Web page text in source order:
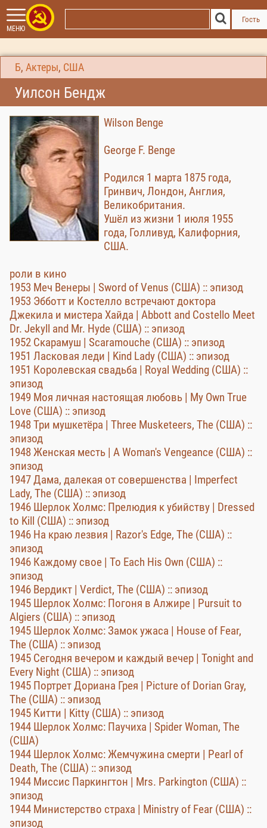
МЕНЮ
Гость
Б, Актеры, США
Уилсон Бендж
Wilson Benge
George F. Benge
Родился 1 марта 1875 года,
Гринвич, Лондон, Англия,
Великобритания.
Ушёл из жизни 1 июля 1955
года, Голливуд, Калифорния,
США.
роли в кино
1953 Меч Венеры | Sword of Venus (США) :: эпизод
1953 Эбботт и Костелло встречают доктора
Джекила и мистера Хайда | Abbott and Costello Meet
Dr. Jekyll and Mr. Hyde (США) :: эпизод
1952 Скарамуш | Scaramouche (США) :: эпизод
1951 Ласковая леди | Kind Lady (США) :: эпизод
1951 Королевская свадьба | Royal Wedding (США) ::
эпизод
1949 Моя личная настоящая любовь | My Own True
Love (США) :: эпизод
1948 Три мушкетёра | Three Musketeers, The (США) ::
эпизод
1948 Женская месть | A Woman's Vengeance (США) ::
эпизод
1947 Дама, далекая от совершенства | Imperfect
Lady, The (США) :: эпизод
1946 Шерлок Холмс: Прелюдия к убийству | Dressed
to Kill (США) :: эпизод
1946 На краю лезвия | Razor's Edge, The (США) ::
эпизод
1946 Каждому свое | To Each His Own (США) ::
эпизод
1946 Вердикт | Verdict, The (США) :: эпизод
1945 Шерлок Холмс: Погоня в Алжире | Pursuit to
Algiers (США) :: эпизод
1945 Шерлок Холмс: Замок ужаса | House of Fear,
The (США) :: эпизод
1945 Сегодня вечером и каждый вечер | Tonight and
Every Night (США) :: эпизод
1945 Портрет Дориана Грея | Picture of Dorian Gray,
The (США) :: эпизод
1945 Китти | Kitty (США) :: эпизод
1944 Шерлок Холмс: Паучиха | Spider Woman, The
(США)
1944 Шерлок Холмс: Жемчужина смерти | Pearl of
Death, The (США) :: эпизод
1944 Миссис Паркингтон | Mrs. Parkington (США) ::
эпизод
1944 Министерство страха | Ministry of Fear (США) ::
эпизод